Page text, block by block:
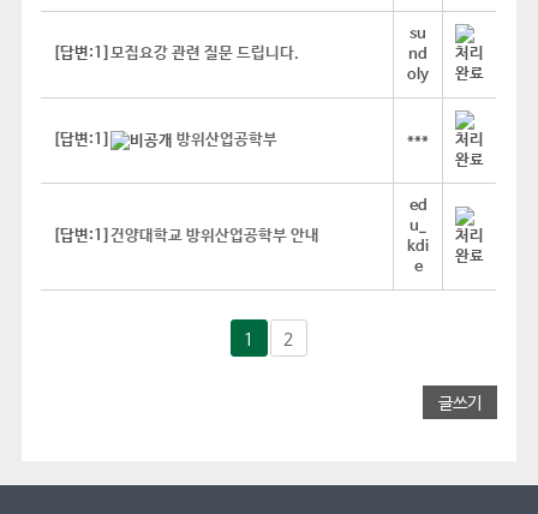
모집요강 관련 질문 드립니다.
[답변:1]
su
nd
oly
방위산업공학부
[답변:1] ***
건양대학교 방위산업공학부 안내
[답변:1]
ed
u_
kdi
e
1 2
글쓰기